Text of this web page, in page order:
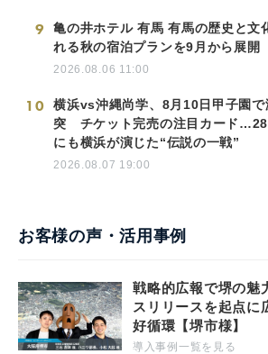
9
亀の井ホテル 有馬 有馬の歴史と文
れる秋の宿泊プランを9月から展開
2026.08.06 11:00
10
横浜vs沖縄尚学、8月10日甲子園で
突 チケット完売の注目カード
にも横浜が演じた“伝説の一戦”
2026.08.07 19:00
お客様の声・活用事例
戦略的広報で堺の魅
スリリースを起点に
好循環【堺市様】
導入事例一覧を見る